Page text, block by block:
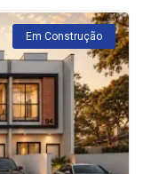
Em Construção